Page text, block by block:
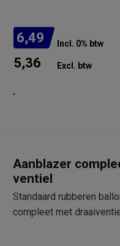
6,49 Incl. 0% btw
5,36 Excl. btw
.
Aanblazer
ventiel
Standaard rubberen
compleet met